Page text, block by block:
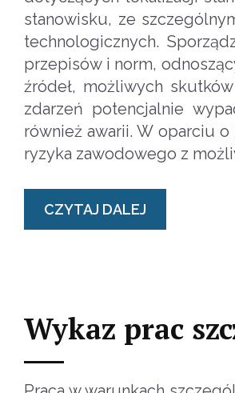
stanowisku, ze
technologicznych.
przepisów i norm,
źródeł, możliwych
zdarzeń potencjalnie
również awarii. W oparciu
ryzyka zawodowego z
CZYTAJ DALEJ
Wykaz prac